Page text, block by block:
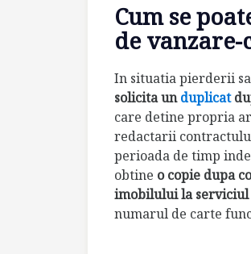
Cum se
de
In situatia pierderii
solicita unduplicat
care detine propria
redactarii
perioada de timp
obtine o copie dupa
imobilului la
numarul de carte